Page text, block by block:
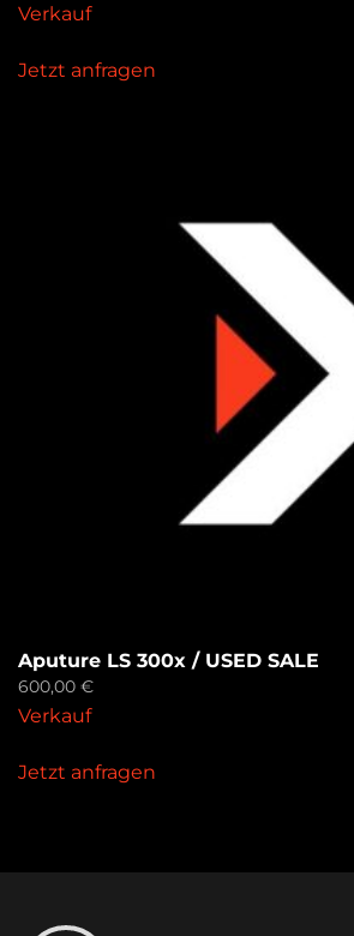
Verkauf
Jetzt anfragen
Aputure LS 300x / USED SALE
600,00 €
Verkauf
Jetzt anfragen